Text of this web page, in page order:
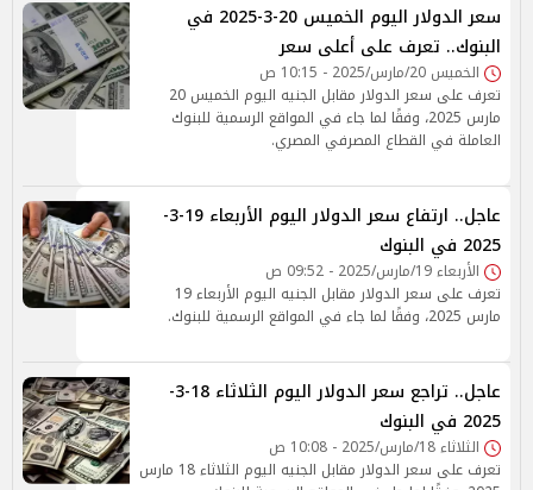
سعر الدولار اليوم الخميس 20-3-2025 في
البنوك.. تعرف على أعلى سعر
الخميس 20/مارس/2025 - 10:15 ص
تعرف على سعر الدولار مقابل الجنيه اليوم الخميس 20
مارس 2025، وفقًا لما جاء في المواقع الرسمية للبنوك
العاملة في القطاع المصرفي المصري.
عاجل.. ارتفاع سعر الدولار اليوم الأربعاء 19-3-
2025 في البنوك
الأربعاء 19/مارس/2025 - 09:52 ص
تعرف على سعر الدولار مقابل الجنيه اليوم الأربعاء 19
مارس 2025، وفقًا لما جاء في المواقع الرسمية للبنوك.
عاجل.. تراجع سعر الدولار اليوم الثلاثاء 18-3-
2025 في البنوك
الثلاثاء 18/مارس/2025 - 10:08 ص
تعرف على سعر الدولار مقابل الجنيه اليوم الثلاثاء 18 مارس